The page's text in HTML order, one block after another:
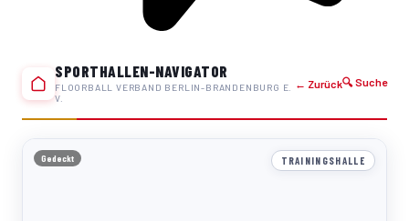
SPORTHALLEN-NAVIGATOR
FLOORBALL VERBAND BERLIN-BRANDENBURG E.
V.
← Zurück🔍 Suche
TRAININGSHALLE
Gedeckt